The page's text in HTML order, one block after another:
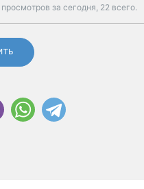
просмотров за сегодня, 22 всего.